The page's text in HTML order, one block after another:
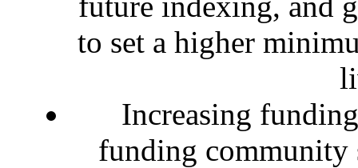
to set a higher
Increasing
funding community